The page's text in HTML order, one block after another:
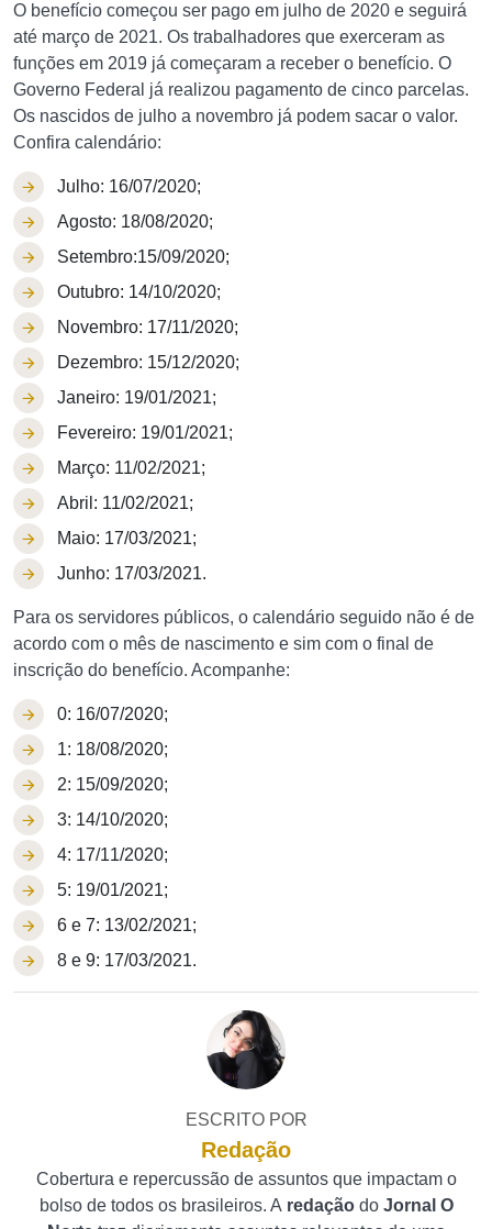
O benefício começou ser pago em julho de 2020 e seguirá
até março de 2021. Os trabalhadores que exerceram as
funções em 2019 já começaram a receber o benefício. O
Governo Federal já realizou pagamento de cinco parcelas.
Os nascidos de julho a novembro já podem sacar o valor.
Confira calendário:
Julho: 16/07/2020;
Agosto: 18/08/2020;
Setembro:15/09/2020;
Outubro: 14/10/2020;
Novembro: 17/11/2020;
Dezembro: 15/12/2020;
Janeiro: 19/01/2021;
Fevereiro: 19/01/2021;
Março: 11/02/2021;
Abril: 11/02/2021;
Maio: 17/03/2021;
Junho: 17/03/2021.
Para os servidores públicos, o calendário seguido não é de
acordo com o mês de nascimento e sim com o final de
inscrição do benefício. Acompanhe:
0: 16/07/2020;
1: 18/08/2020;
2: 15/09/2020;
3: 14/10/2020;
4: 17/11/2020;
5: 19/01/2021;
6 e 7: 13/02/2021;
8 e 9: 17/03/2021.
ESCRITO POR
Redação
Cobertura e repercussão de assuntos que impactam o
bolso de todos os brasileiros. A redação do Jornal O